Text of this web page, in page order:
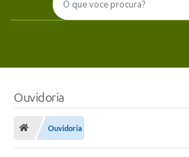
Ouvidoria
Ouvidoria